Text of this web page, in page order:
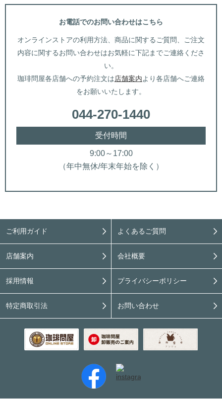
お電話でのお問い合わせはこちら
オンラインストアの利用方法、商品に関するご質問、ご注文
内容に関するお問い合わせはお気軽に下記までご連絡くださ
い。
珈琲問屋各店舗への予約注文は店舗案内より各店舗へご連絡
をお願いいたします。
044-270-1440
受付時間
9:00～17:00
（年中無休/年末年始を除く）
ご利用ガイド よくあるご質問
店舗案内 会社概要
採用情報 プライバシーポリシー
特定商取引法 お問い合わせ